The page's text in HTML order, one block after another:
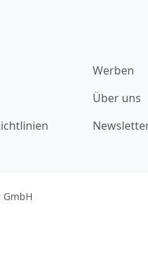
Werben
Über uns